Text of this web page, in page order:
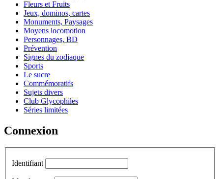
Fleurs et Fruits
Jeux, dominos, cartes
Monuments, Paysages
Moyens locomotion
Personnages, BD
Prévention
Signes du zodiaque
Sports
Le sucre
Commémoratifs
Sujets divers
Club Glycophiles
Séries limitées
Connexion
Identifiant